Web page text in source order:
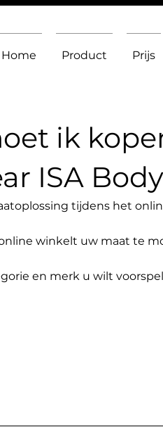
Home Product Prijs
ik
ISA
tijdens het
winkelt uw maat te
en merk u wilt